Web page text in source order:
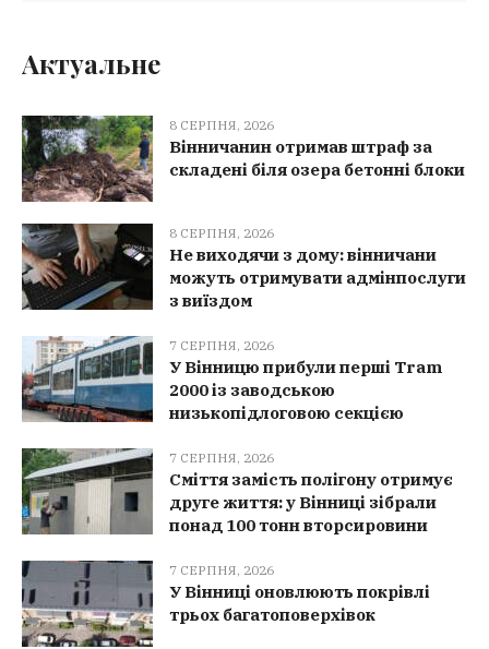
Актуальне
8 СЕРПНЯ, 2026
Вінничанин отримав штраф за
складені біля озера бетонні блоки
8 СЕРПНЯ, 2026
Не виходячи з дому: вінничани
можуть отримувати адмінпослуги
з виїздом
7 СЕРПНЯ, 2026
У Вінницю прибули перші Tram
2000 із заводською
низькопідлоговою секцією
7 СЕРПНЯ, 2026
Сміття замість полігону отримує
друге життя: у Вінниці зібрали
понад 100 тонн вторсировини
7 СЕРПНЯ, 2026
У Вінниці оновлюють покрівлі
трьох багатоповерхівок